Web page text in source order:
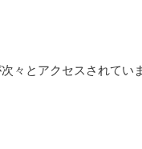
々とアクセスされてい